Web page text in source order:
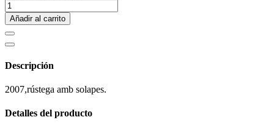
Añadir al carrito
Descripción
2007,rústega amb solapes.
Detalles del producto